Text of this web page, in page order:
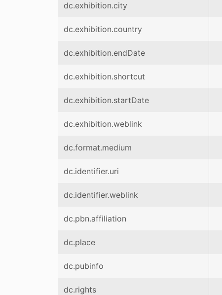
dc.exhibition.city
dc.exhibition.country
dc.exhibition.endDate
dc.exhibition.shortcut
dc.exhibition.startDate
dc.exhibition.weblink
dc.format.medium
dc.identifier.uri
dc.identifier.weblink
dc.pbn.affiliation
dc.place
dc.pubinfo
dc.rights